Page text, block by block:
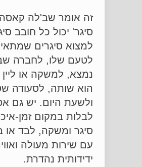
זה אומר שב'לה
סיגר' יכול כל חובב
למצוא סיגרים
לטעם שלו, לחברה
נמצא, למשקה או ליין
הוא שותה, לסעודה
ולשעת היום. יש גם
לבלות במקום זמן-
סיגר ומשקה, לבד או
עם שירות מעולה
ידידותית נהדרת.